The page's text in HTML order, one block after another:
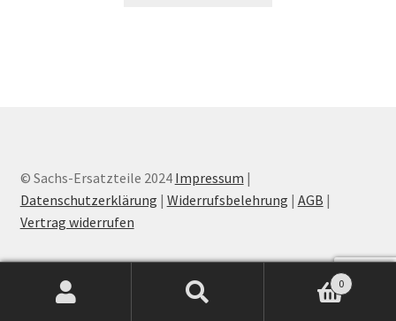
© Sachs-Ersatzteile 2024 Impressum |
Datenschutzerklärung | Widerrufsbelehrung | AGB |
Vertrag widerrufen
0